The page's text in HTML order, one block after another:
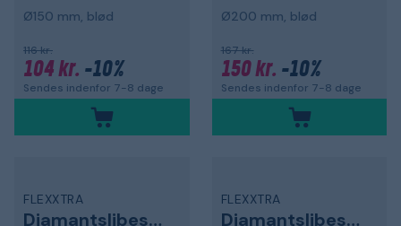
Ø150 mm, blød
116 kr.
104 kr. -10%
Sendes indenfor 7-8 dage
Ø200 mm, blød
167 kr.
150 kr. -10%
Sendes indenfor 7-8 dage
FLEXXTRA
Diamantslibeskive
FLEXXTRA
Diamantslibeskive